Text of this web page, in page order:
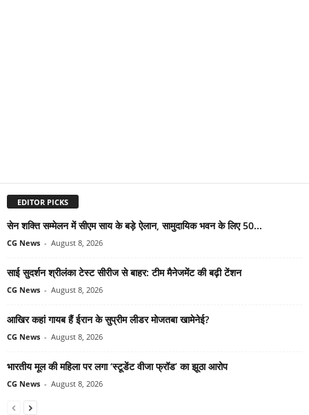
EDITOR PICKS
सेन शक्ति सम्मेलन में सीएम साय के बड़े ऐलान, सामुदायिक भवन के लिए 50...
CG News - August 8, 2026
साई सुदर्शन श्रीलंका टेस्ट सीरीज से बाहर: टीम मैनेजमेंट की बढ़ी टेंशन
CG News - August 8, 2026
आखिर कहां गायब हैं ईरान के सुप्रीम लीडर मोजतबा खामेनेई?
CG News - August 8, 2026
भारतीय मूल की महिला पर लगा ‘स्टूडेंट वीजा फ्रॉड’ का झूठा आरोप
CG News - August 8, 2026